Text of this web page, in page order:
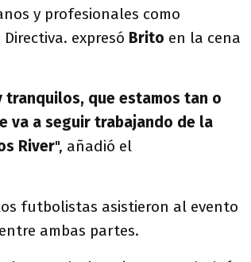
y profesionales como
expresó Brito en la cena
tranquilos, que estamos tan o
va a seguir trabajando de la
River", añadió el
futbolistas asistieron al evento
ambas partes.